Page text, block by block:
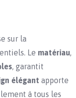
sur la
Le matériau,
, garantit
élégant apporte
à tous les